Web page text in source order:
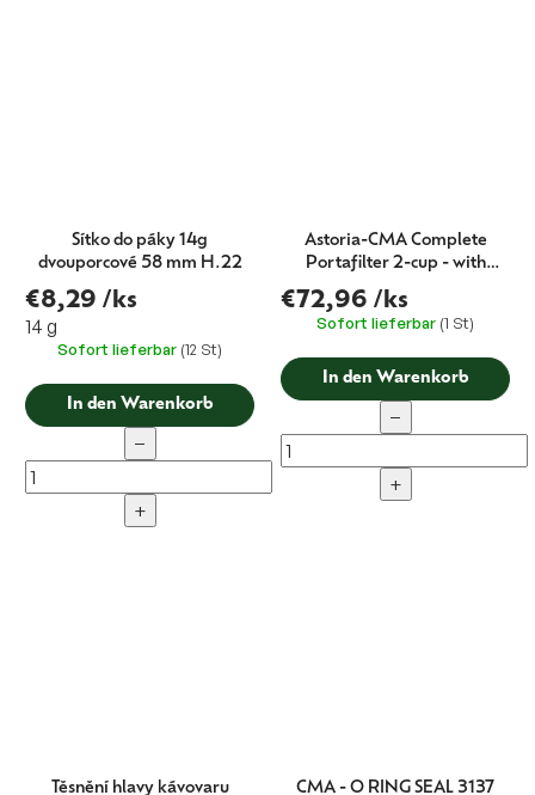
Sítko do páky 14g
dvouporcové 58 mm H.22
€8,29 /ks
14 g
Sofort lieferbar (12 St)
In den Warenkorb
−
+
Astoria-CMA Complete
Portafilter 2-cup - with
logo 58 mm
€72,96 /ks
Sofort lieferbar (1 St)
In den Warenkorb
−
+
Těsnění hlavy kávovaru
CMA - O RING SEAL 3137